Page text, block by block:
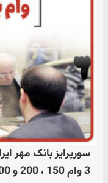
سورپرایز بانک مهر